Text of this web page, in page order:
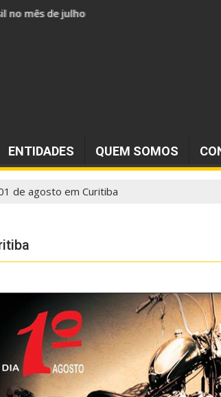
no mês de julho
ENTIDADES QUEM SOMOS
de agosto em Curitiba